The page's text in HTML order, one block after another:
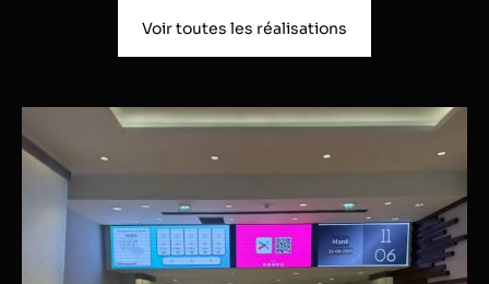
Voir toutes les réalisations